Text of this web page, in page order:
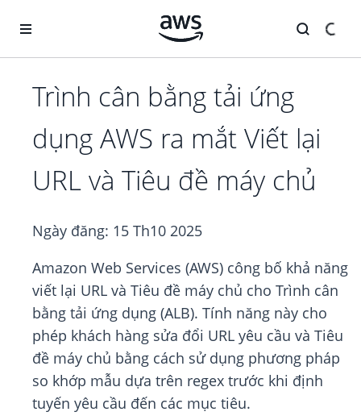
Trình cân bằng tải ứng
dụng AWS ra mắt Viết lại
URL và Tiêu đề máy chủ
Ngày đăng: 15 Th10 2025
Amazon Web Services (AWS) công bố khả năng
viết lại URL và Tiêu đề máy chủ cho Trình cân
bằng tải ứng dụng (ALB). Tính năng này cho
phép khách hàng sửa đổi URL yêu cầu và Tiêu
đề máy chủ bằng cách sử dụng phương pháp
so khớp mẫu dựa trên regex trước khi định
tuyến yêu cầu đến các mục tiêu.